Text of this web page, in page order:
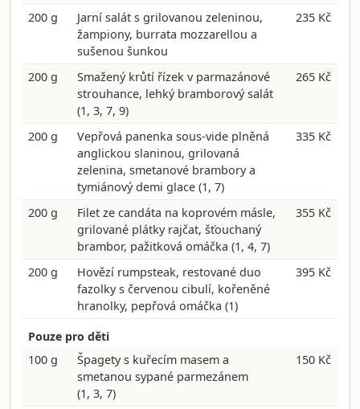
200 g
Jarní salát s grilovanou zeleninou,
žampiony, burrata mozzarellou a
sušenou šunkou
235 Kč
200 g
Smažený krůtí řízek v parmazánové
strouhance, lehký bramborový salát
(1, 3, 7, 9)
265 Kč
200 g
Vepřová panenka sous-vide plněná
anglickou slaninou, grilovaná
zelenina, smetanové brambory a
tymiánový demi glace(1, 7)
335 Kč
200 g
Filet ze candáta na koprovém másle,
grilované plátky rajčat, šťouchaný
brambor, pažitková omáčka(1, 4, 7)
355 Kč
200 g
Hovězí rumpsteak, restované duo
fazolky s červenou cibulí, kořeněné
hranolky, pepřová omáčka(1)
395 Kč
Pouze pro děti
100 g
Špagety s kuřecím masem a
smetanou sypané parmezánem
(1, 3, 7)
150 Kč